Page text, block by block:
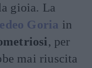
gioia. La
Goria in
, per
mai riuscita